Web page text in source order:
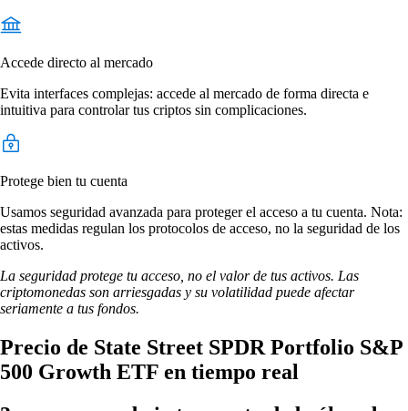
Accede directo al mercado
Evita interfaces complejas: accede al mercado de forma directa e
intuitiva para controlar tus criptos sin complicaciones.
Protege bien tu cuenta
Usamos seguridad avanzada para proteger el acceso a tu cuenta. Nota:
estas medidas regulan los protocolos de acceso, no la seguridad de los
activos.
La seguridad protege tu acceso, no el valor de tus activos. Las
criptomonedas son arriesgadas y su volatilidad puede afectar
seriamente a tus fondos.
Precio de State Street SPDR Portfolio S&P
500 Growth ETF en tiempo real